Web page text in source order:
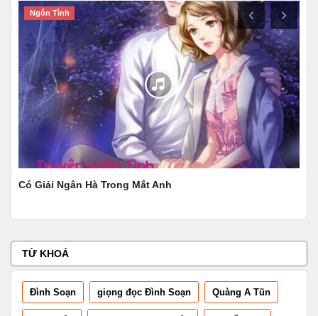
Ngôn Tình
Có Giải Ngân Hà Trong Mắt Anh
TỪ KHOÁ
Đình Soạn giọng đọc Đình Soạn Quàng A Tũn